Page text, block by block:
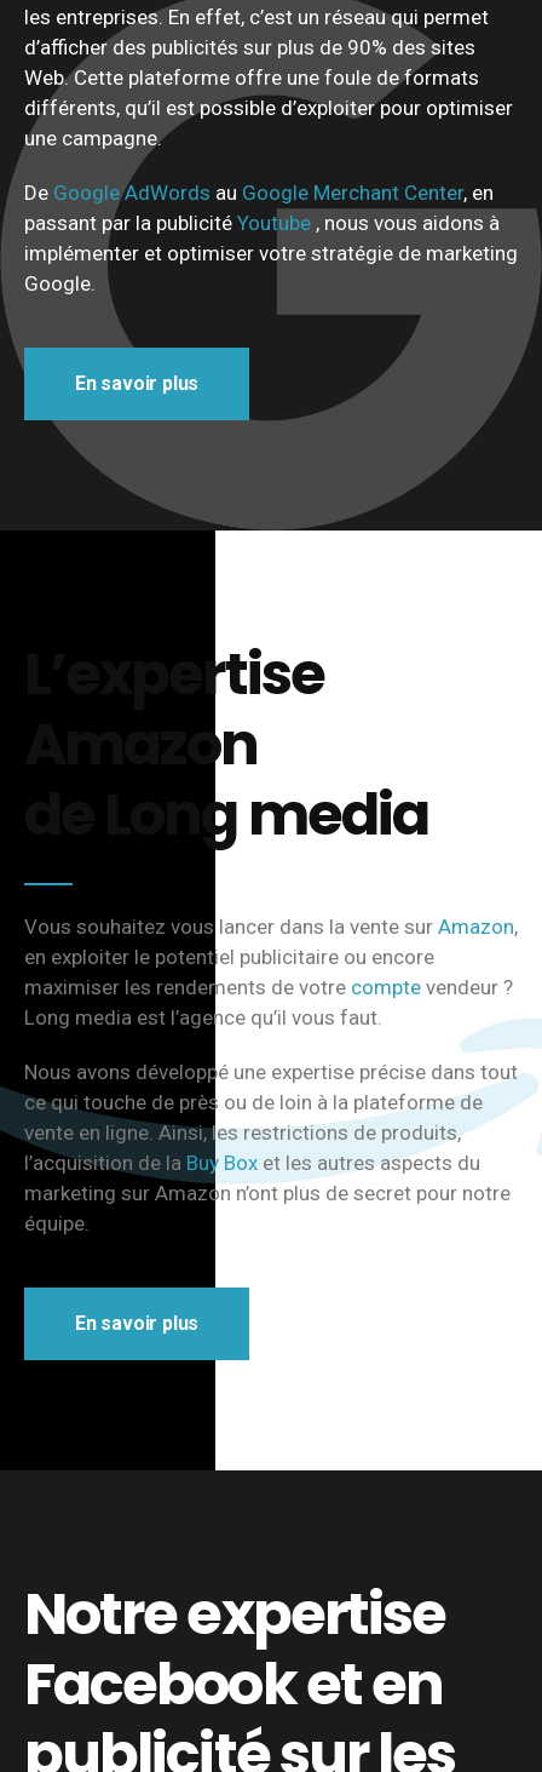
les entreprises. En effet, c’est un réseau qui permet
d’afficher des publicités sur plus de 90% des sites
Web. Cette plateforme offre une foule de formats
différents, qu’il est possible d’exploiter pour optimiser
une campagne.
De Google AdWords au Google Merchant Center, en
passant par la publicité Youtube , nous vous aidons à
implémenter et optimiser votre stratégie de marketing
Google.
En savoir plus
L’expertise
Amazon
de Long media
Vous souhaitez vous lancer dans la vente sur Amazon,
en exploiter le potentiel publicitaire ou encore
maximiser les rendements de votre compte vendeur ?
Long media est l’agence qu’il vous faut.
Nous avons développé une expertise précise dans tout
ce qui touche de près ou de loin à la plateforme de
vente en ligne. Ainsi, les restrictions de produits,
l’acquisition de la Buy Box et les autres aspects du
marketing sur Amazon n’ont plus de secret pour notre
équipe.
En savoir plus
Notre expertise
Facebook et en
publicité sur les